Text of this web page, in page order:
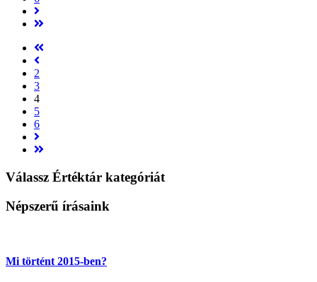
2
3
4
5
6
Válassz Értéktár kategóriát
Népszerű írásaink
Mi történt 2015-ben?